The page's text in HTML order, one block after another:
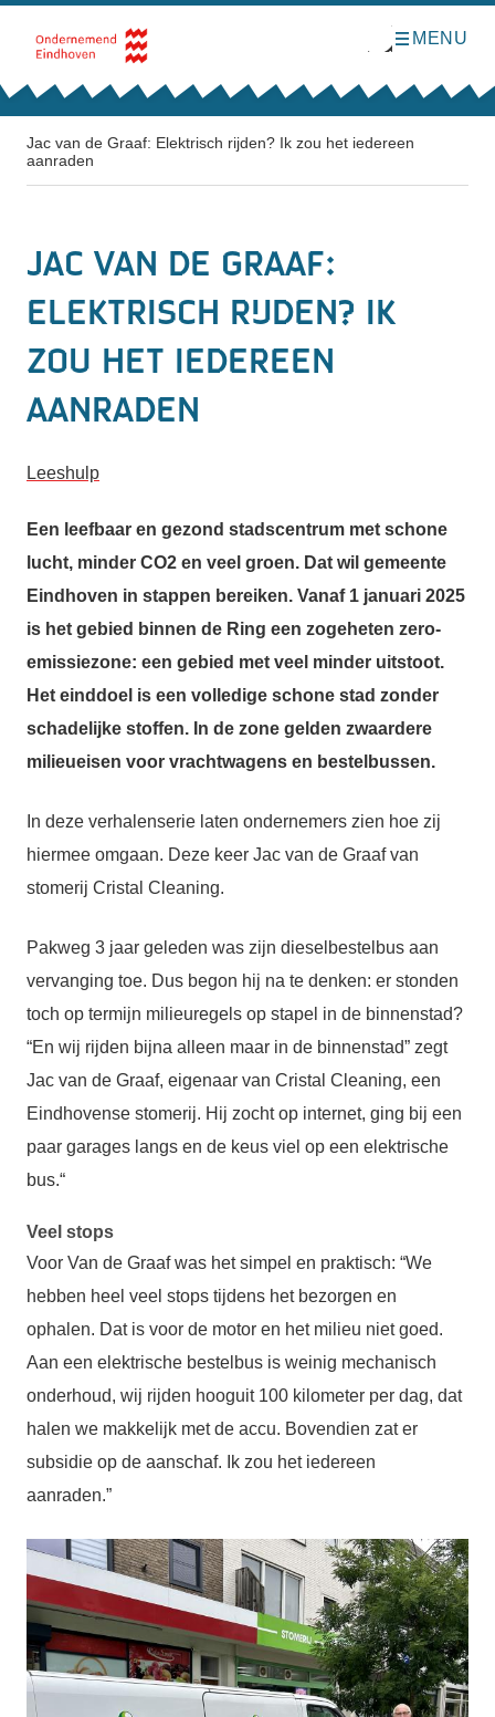
Direct naar de inhoud
O
n
n
MENU
Jac van de Graaf: Elektrisch rijden? Ik zou het iedereen
aanraden
Jac van de Graaf:
Elektrisch rijden? Ik
zou het iedereen
aanraden
Leeshulp
Een leefbaar en gezond stadscentrum met schone
lucht, minder CO2 en veel groen. Dat wil gemeente
Eindhoven in stappen bereiken. Vanaf 1 januari 2025
is het gebied binnen de Ring een zogeheten zero-
emissiezone: een gebied met veel minder uitstoot.
Het einddoel is een volledige schone stad zonder
schadelijke stoffen. In de zone gelden zwaardere
milieueisen voor vrachtwagens en bestelbussen.
In deze verhalenserie laten ondernemers zien hoe zij
hiermee omgaan. Deze keer Jac van de Graaf van
stomerij Cristal Cleaning.
Pakweg 3 jaar geleden was zijn dieselbestelbus aan
vervanging toe. Dus begon hij na te denken: er stonden
toch op termijn milieuregels op stapel in de binnenstad?
“En wij rijden bijna alleen maar in de binnenstad” zegt
Jac van de Graaf, eigenaar van Cristal Cleaning, een
Eindhovense stomerij. Hij zocht op internet, ging bij een
paar garages langs en de keus viel op een elektrische
bus.“
Veel stops
Voor Van de Graaf was het simpel en praktisch: “We
hebben heel veel stops tijdens het bezorgen en
ophalen. Dat is voor de motor en het milieu niet goed.
Aan een elektrische bestelbus is weinig mechanisch
onderhoud, wij rijden hooguit 100 kilometer per dag, dat
halen we makkelijk met de accu. Bovendien zat er
subsidie op de aanschaf. Ik zou het iedereen
aanraden.”